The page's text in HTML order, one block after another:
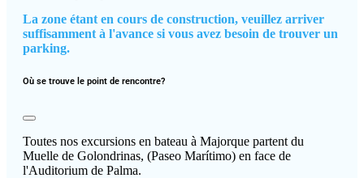
La zone étant en cours de construction, veuillez arriver
suffisamment à l'avance si vous avez besoin de trouver un
parking.
Où se trouve le point de rencontre?
Toutes nos excursions en bateau à Majorque partent du
Muelle de Golondrinas, (Paseo Marítimo) en face de
l'Auditorium de Palma.